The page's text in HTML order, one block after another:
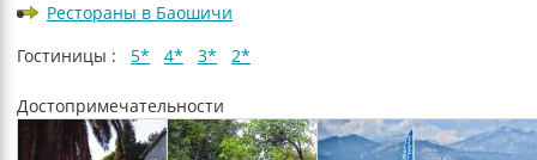
Рестораны в Баошичи
Гостиницы : 5* 4* 3* 2*
Достопримечательности